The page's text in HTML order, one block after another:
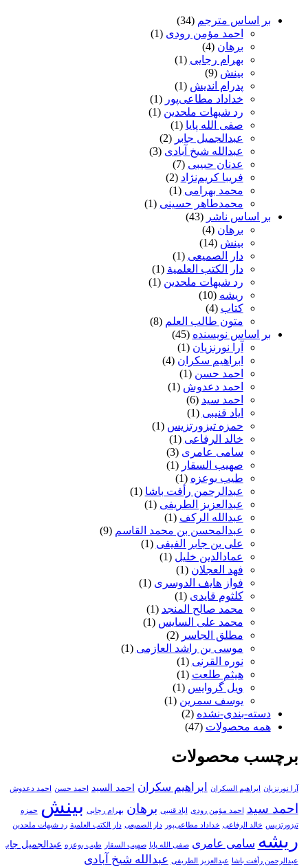
بر اساس مترجم (34)
احمد مؤمن رودی (1)
برهان (4)
بهرام رجایی (1)
بینش (9)
پدرام اندیش (1)
خداداد مطاعی‌پور (1)
رد شبهات ملحدین (1)
صفی الله پایا (1)
عبدالجمیل جابر (2)
عبدالله شیخ آبادی (3)
عدنان حبیبی (7)
فریبا کریم‌نژاد (2)
محمد بهرامی (1)
محمدطاهر حسینی (1)
بر اساس ناشر (43)
برهان (4)
بینش (14)
دار الصمیعی (1)
دار الکتب العلمیة (1)
رد شبهات ملحدین (1)
ریشه (10)
کتاب (4)
متون طالب العلم (8)
بر اساس نویسنده (45)
آرا نورنزیان (1)
ابراهیم سکران (4)
احمد حسن (1)
احمد دعدوش (1)
احمد سید (6)
ایاد قنیبی (1)
حمزه تیزورتزیس (1)
خالد الرفاعی (1)
سامی عامری (3)
صهیب السقار (1)
طیب بوعزه (1)
عبدالرحمن رأفت باشا (1)
عبدالعزیز الطریفی (1)
عبدالله الرکف (1)
عبدالمحسن بن محمد القاسم (9)
علی بن جابر الفیفی (1)
عمادالدین خلیل (1)
فهد العجلان (1)
فواز هایف الدوسری (1)
کلثوم قایدی (1)
محمد صالح المنجد (1)
محمد علی السایس (1)
مطلق الجاسر (2)
موسی بن راشد العازمی (1)
نوره القرنی (1)
هیثم طلعت (1)
ویل گروایس (1)
یوسف سمرین (1)
دسته-بندی-نشده (2)
همه محصولات (47)
برچسب محصولات
آرا نورنزیان ابراهیم السکران ابراهیم سکران احمد السید احمد حسن احمد دعدوش
احمد سید احمد مؤمن رودی ایاد قنیبی برهان بهرام رجایی بینش
حمزه
تیزورتزیس خالد الرفاعی خداداد مطاعی‌پور دار الصمیعی دار الکتب العلمیة رد شبهات ملحدین
ریشه سامی عامری صفی الله پایا صهیب السقار طیب بوعزه عبدالجمیل جابر
عبدالرحمن رأفت باشا عبدالعزیز الطریفی عبدالله شیخ آبادی